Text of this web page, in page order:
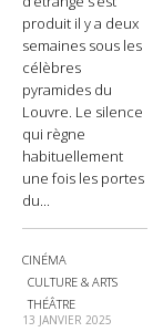
produit il y a deux
semaines sous les
célèbres
pyramides du
Louvre. Le silence
qui règne
habituellement
une fois les portes
du...
CINÉMA
CULTURE & ARTS
THÉÂTRE
13 JANVIER 2025